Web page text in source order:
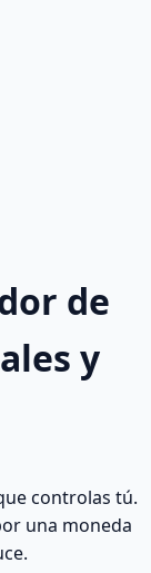
de
y
controlas tú.
una moneda